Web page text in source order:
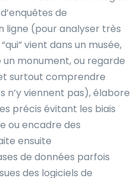
de
ligne (pour analyser très
vient dans un musée,
un monument, ou regarde
surtout comprendre
n’y viennent pas), élabore
précis évitant les biais
ou encadre des
ensuite
de données parfois
des logiciels de